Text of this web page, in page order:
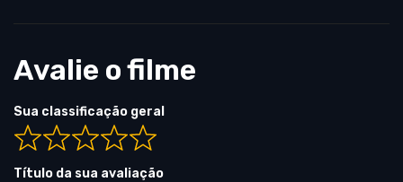
Avalie o filme
Sua classificação geral
Título da sua avaliação